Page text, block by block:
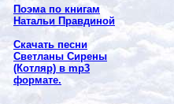
Поэма по книгам
Натальи Правдиной
Скачать песни
Светланы Сирены
(Котляр) в mp3
формате.